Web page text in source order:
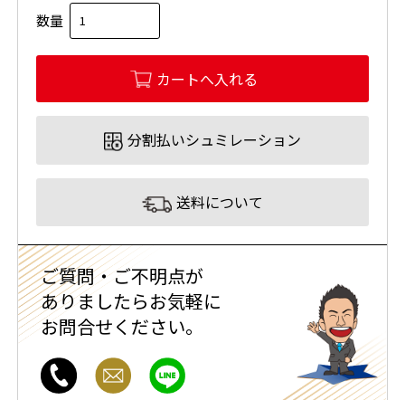
数量
分割払いシュミレーション
送料について
ご質問・ご不明点が
ありましたらお気軽に
お問合せください。